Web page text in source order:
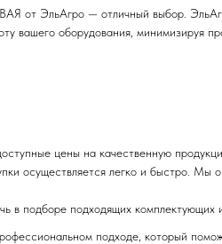
ЭльАгро — отличный выбор.
вашего оборудования, минимизируя
цены на качественную
осуществляется легко и быстро. Мы
в подборе подходящих комплектующих
подходе, который